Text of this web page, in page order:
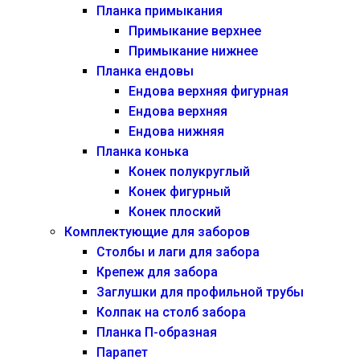
Планка примыкания
Примыкание верхнее
Примыкание нижнее
Планка ендовы
Ендова верхняя фигурная
Ендова верхняя
Ендова нижняя
Планка конька
Конек полукруглый
Конек фигурный
Конек плоский
Комплектующие для заборов
Столбы и лаги для забора
Крепеж для забора
Заглушки для профильной трубы
Колпак на столб забора
Планка П-образная
Парапет